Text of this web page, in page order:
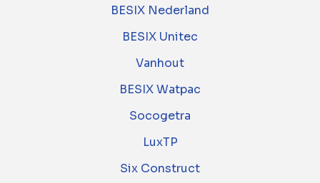
BESIX Nederland
BESIX Unitec
Vanhout
BESIX Watpac
Socogetra
LuxTP
Six Construct